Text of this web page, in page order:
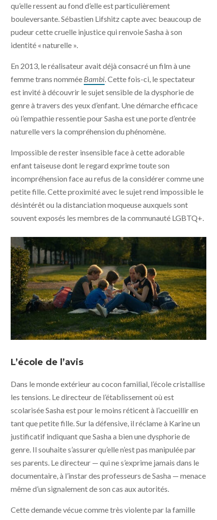
qu’elle ressent au fond d’elle est particulièrement
bouleversante. Sébastien Lifshitz capte avec beaucoup de
pudeur cette cruelle injustice qui renvoie Sasha à son
identité « naturelle ».
En 2013, le réalisateur avait déjà consacré un film à une
femme trans nommée Bambi. Cette fois-ci, le spectateur
est invité à découvrir le sujet sensible de la dysphorie de
genre à travers des yeux d’enfant. Une démarche efficace
où l’empathie ressentie pour Sasha est une porte d’entrée
naturelle vers la compréhension du phénomène.
Impossible de rester insensible face à cette adorable
enfant taiseuse dont le regard exprime toute son
incompréhension face au refus de la considérer comme une
petite fille. Cette proximité avec le sujet rend impossible le
désintérêt ou la distanciation moqueuse auxquels sont
souvent exposés les membres de la communauté LGBTQ+.
L’école de l’avis
Dans le monde extérieur au cocon familial, l’école cristallise
les tensions. Le directeur de l’établissement où est
scolarisée Sasha est pour le moins réticent à l’accueillir en
tant que petite fille. Sur la défensive, il réclame à Karine un
justificatif indiquant que Sasha a bien une dysphorie de
genre. Il souhaite s’assurer qu’elle n’est pas manipulée par
ses parents. Le directeur — qui ne s’exprime jamais dans le
documentaire, à l’instar des professeurs de Sasha — menace
même d’un signalement de son cas aux autorités.
Cette demande vécue comme très violente par la famille